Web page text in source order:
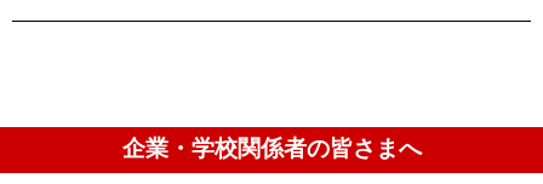
企業・学校関係者の皆さまへ